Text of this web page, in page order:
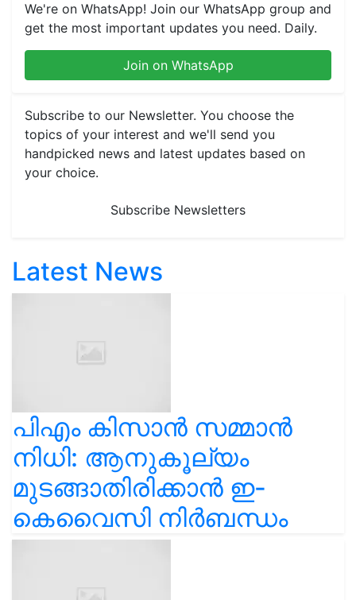
We're on WhatsApp! Join our WhatsApp group and
get the most important updates you need. Daily.
Join on WhatsApp
Subscribe to our Newsletter. You choose the
topics of your interest and we'll send you
handpicked news and latest updates based on
your choice.
Subscribe Newsletters
Latest News
പിഎം കിസാൻ സമ്മാൻ
നിധി: ആനുകൂല്യം
മുടങ്ങാതിരിക്കാൻ ഇ-
കെവൈസി നിർബന്ധം